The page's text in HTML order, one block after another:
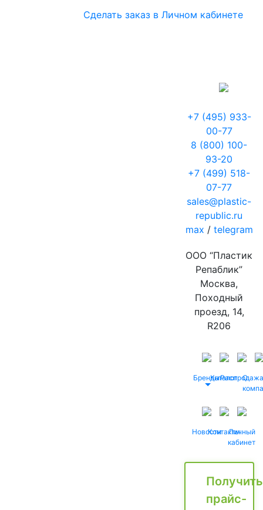
Сделать заказ в Личном кабинете
+7 (495) 933-
00-77
8 (800) 100-
93-20
+7 (499) 518-
07-77
sales@plastic-
republic.ru
max / telegram
ООО “Пластик
Репаблик”
Москва,
Походный
проезд, 14,
R206
БрендыКаталог
Распродажа
О
НовостиКонтактыЛичный
кабинет
Получить
прайс-